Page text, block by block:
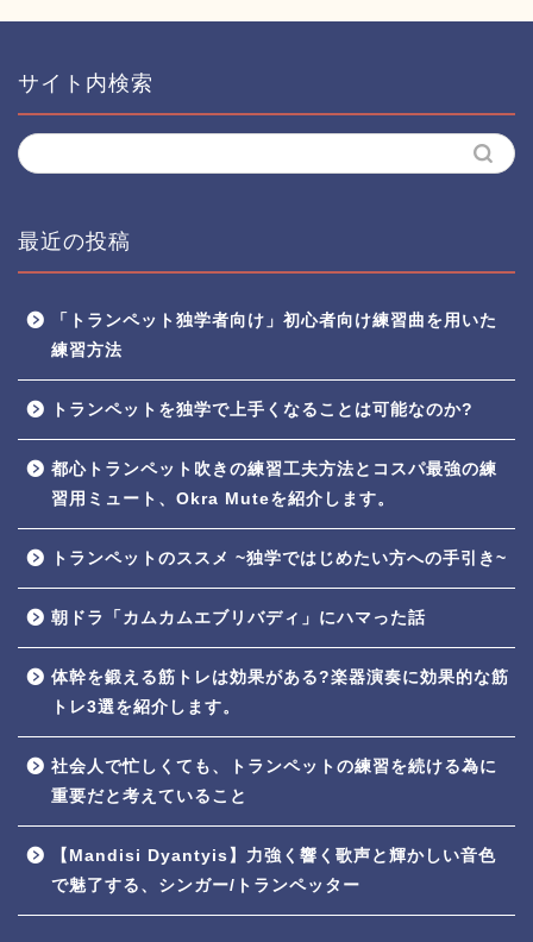
サイト内検索
最近の投稿
「トランペット独学者向け」初心者向け練習曲を用いた
練習方法
トランペットを独学で上手くなることは可能なのか?
都心トランペット吹きの練習工夫方法とコスパ最強の練
習用ミュート、Okra Muteを紹介します。
トランペットのススメ ~独学ではじめたい方への手引き~
朝ドラ「カムカムエブリバディ」にハマった話
体幹を鍛える筋トレは効果がある?楽器演奏に効果的な筋
トレ3選を紹介します。
社会人で忙しくても、トランペットの練習を続ける為に
重要だと考えていること
【Mandisi Dyantyis】力強く響く歌声と輝かしい音色
で魅了する、シンガー/トランペッター